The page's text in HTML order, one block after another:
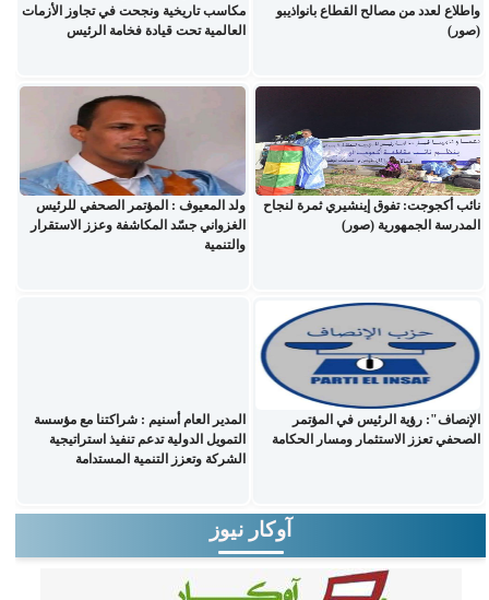
واطلاع لعدد من مصالح القطاع بانواذيبو
(صور)
مكاسب تاريخية ونجحت في تجاوز الأزمات
العالمية تحت قيادة فخامة الرئيس
نائب أكجوجت: تفوق إينشيري ثمرة لنجاح
المدرسة الجمهورية (صور)
ولد المعيوف : المؤتمر الصحفي للرئيس
الغزواني جسّد المكاشفة وعزز الاستقرار
والتنمية
الإنصاف": رؤية الرئيس في المؤتمر
الصحفي تعزز الاستثمار ومسار الحكامة
المدير العام أسنيم : شراكتنا مع مؤسسة
التمويل الدولية تدعم تنفيذ استراتيجية
الشركة وتعزز التنمية المستدامة
آوكار نيوز